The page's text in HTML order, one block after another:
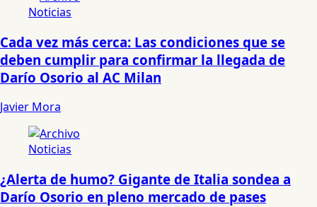
Noticias
Cada vez más cerca: Las condiciones que se
deben cumplir para confirmar la llegada de
Darío Osorio al AC Milan
Javier Mora
Noticias
¿Alerta de humo? Gigante de Italia sondea a
Darío Osorio en pleno mercado de pases